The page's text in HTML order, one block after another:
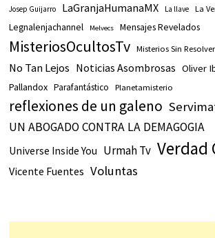
Josep Guijarro LaGranjaHumanaMX La llave La
Legnalenjachannel Melvecs Mensajes Revelados
MisteriosOcultosTv Misterios Sin Resolver
No Tan Lejos Noticias Asombrosas Oliver
Pallandox Parafantástico Planetamisterio
reflexiones de un galeno
UN ABOGADO CONTRA LA DEMAGOGIA
Universe Inside You Urmah Tv Verdad
Vicente Fuentes Voluntas